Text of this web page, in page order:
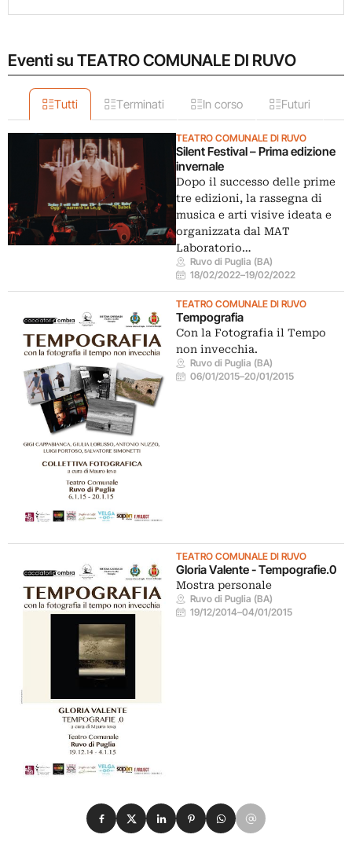
Eventi su TEATRO COMUNALE DI RUVO
Tutti Terminati In corso Futuri
TEATRO COMUNALE DI RUVO
Silent Festival – Prima edizione
invernale
Dopo il successo delle prime
tre edizioni, la rassegna di
musica e arti visive ideata e
organizzata dal MAT
Laboratorio…
Ruvo di Puglia (BA)
18/02/2022–19/02/2022
TEATRO COMUNALE DI RUVO
Tempografia
Con la Fotografia il Tempo
non invecchia.
Ruvo di Puglia (BA)
06/01/2015–20/01/2015
TEATRO COMUNALE DI RUVO
Gloria Valente - Tempografie.0
Mostra personale
Ruvo di Puglia (BA)
19/12/2014–04/01/2015
Condividi su Facebook
Condividi su X
Condividi su LinkedIn
Condividi su Pinterest
Condividi su WhatsApp
Condividi su Email